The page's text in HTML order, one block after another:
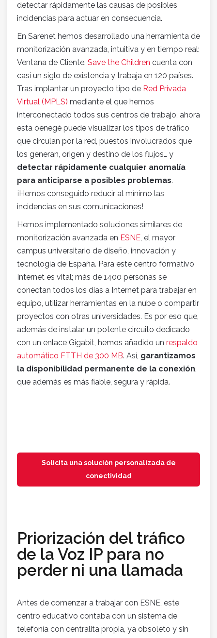
detectar rápidamente las causas de posibles
incidencias para actuar en consecuencia.
En Sarenet hemos desarrollado una herramienta de
monitorización avanzada, intuitiva y en tiempo real:
Ventana de Cliente. Save the Children cuenta con
casi un siglo de existencia y trabaja en 120 países.
Tras implantar un proyecto tipo de Red Privada
Virtual (MPLS) mediante el que hemos
interconectado todos sus centros de trabajo, ahora
esta oenegé puede visualizar los tipos de tráfico
que circulan por la red, puestos involucrados que
los generan, origen y destino de los flujos… y
detectar rápidamente cualquier anomalía
para anticiparse a posibles problemas.
¡Hemos conseguido reducir al mínimo las
incidencias en sus comunicaciones!
Hemos implementado soluciones similares de
monitorización avanzada en ESNE, el mayor
campus universitario de diseño, innovación y
tecnología de España. Para este centro formativo
Internet es vital; más de 1400 personas se
conectan todos los días a Internet para trabajar en
equipo, utilizar herramientas en la nube o compartir
proyectos con otras universidades. Es por eso que,
además de instalar un potente circuito dedicado
con un enlace Gigabit, hemos añadido un respaldo
automático FTTH de 300 MB. Así, garantizamos
la disponibilidad permanente de la conexión,
que además es más fiable, segura y rápida.
Solicita una solución personalizada de
conectividad
Priorización del tráfico
de la Voz IP para no
perder ni una llamada
Antes de comenzar a trabajar con ESNE, este
centro educativo contaba con un sistema de
telefonía con centralita propia, ya obsoleto y sin